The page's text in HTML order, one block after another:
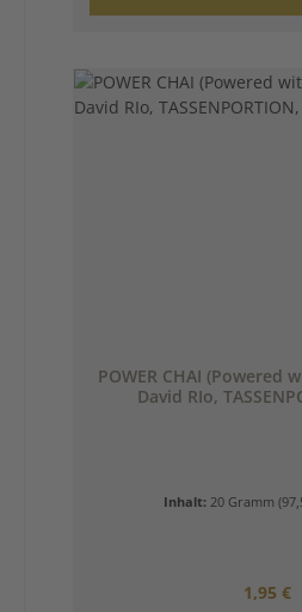
POWER CHAI (Powered
David RIo,
Inhalt: 20 Gramm
1,95 €